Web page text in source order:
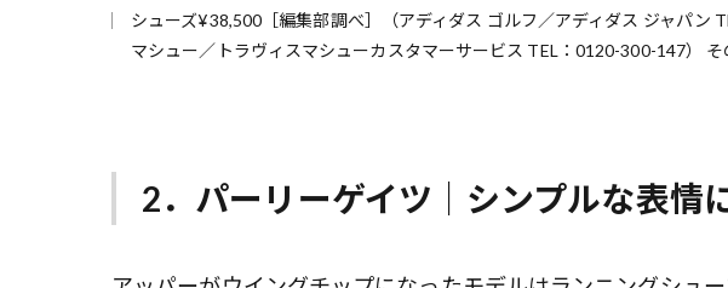
シューズ¥38,500［編集部調べ］（アディダス ゴルフ／アディダス ジャパン
マシュー／トラヴィスマシューカスタマーサービス TEL：0120-300-147）
2．パーリーゲイツ｜シンプルな表情